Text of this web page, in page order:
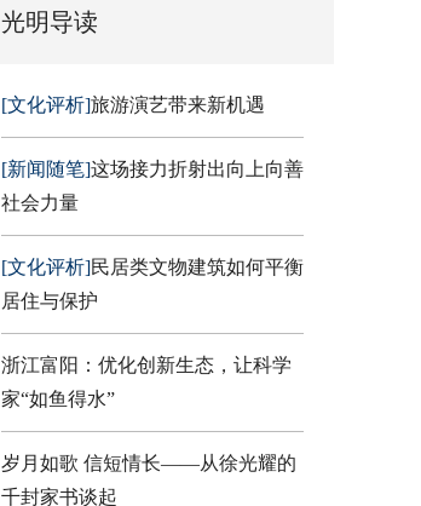
光明导读
[文化评析]旅游演艺带来新机遇
[新闻随笔]这场接力折射出向上向善
社会力量
[文化评析]民居类文物建筑如何平衡
居住与保护
浙江富阳：优化创新生态，让科学
家“如鱼得水”
岁月如歌 信短情长——从徐光耀的
千封家书谈起